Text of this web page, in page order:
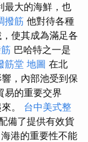
最大的海鮮，也
撥筋 他對待各種
使其成為滿足各
巴哈特之一是
筋堂 地圖 在北
，內部池受到保
易的重要交界
。 台中美式整
備了提供有效貨
海港的重要性不能